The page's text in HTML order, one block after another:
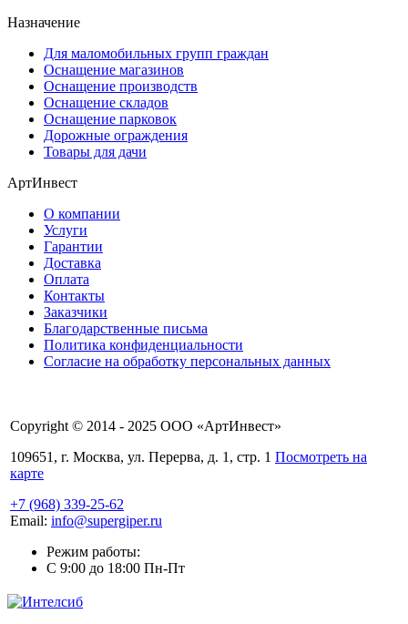
Назначение
Для маломобильных групп граждан
Оснащение магазинов
Оснащение производств
Оснащение складов
Оснащение парковок
Дорожные ограждения
Товары для дачи
АртИнвест
О компании
Услуги
Гарантии
Доставка
Оплата
Контакты
Заказчики
Благодарственные письма
Политика конфиденциальности
Согласие на обработку персональных данных
Copyright © 2014 - 2025 ООО «АртИнвест»
109651, г. Москва, ул. Перерва, д. 1, стр. 1 Посмотреть на
карте
+7 (968) 339-25-62
Email: info@supergiper.ru
Режим работы:
C 9:00 до 18:00 Пн-Пт